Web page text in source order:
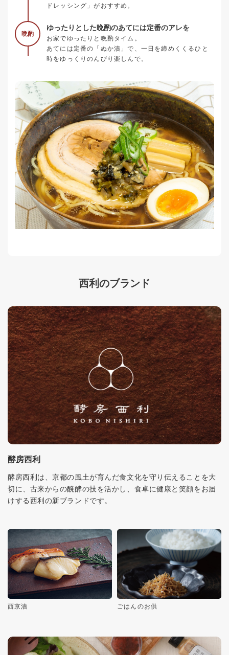
ドレッシング」がおすすめ。
晩酌
ゆったりとした晩酌のあてには定番のアレを
お家でゆったりと晩酌タイム。
あてには定番の「ぬか漬」で、一日を締めくくるひと
時をゆっくりのんびり楽しんで。
西利のブランド
酵房西利
酵房西利は、京都の風土が育んだ食文化を守り伝えることを大
切に、古来からの醗酵の技を活かし、食卓に健康と笑顔をお届
けする西利の新ブランドです。
西京漬 ごはんのお供